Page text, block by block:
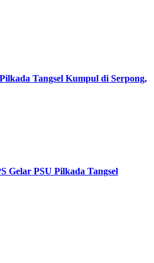
Tangsel Kumpul di Serpong,
Gelar PSU Pilkada Tangsel